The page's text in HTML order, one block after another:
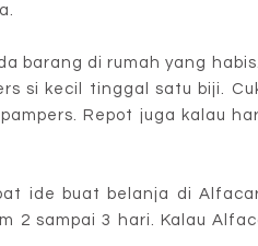
barang di rumah yang
si kecil tinggal satu biji.
Repot juga kalau
ide buat belanja di
2 sampai 3 hari. Kalau